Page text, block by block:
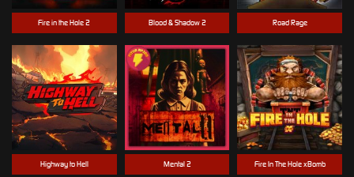
Highway to Hell Mental 2
Blood & Shadow 2
Fire in the Hole 2
Fire In The Hole xBomb
Road Rage